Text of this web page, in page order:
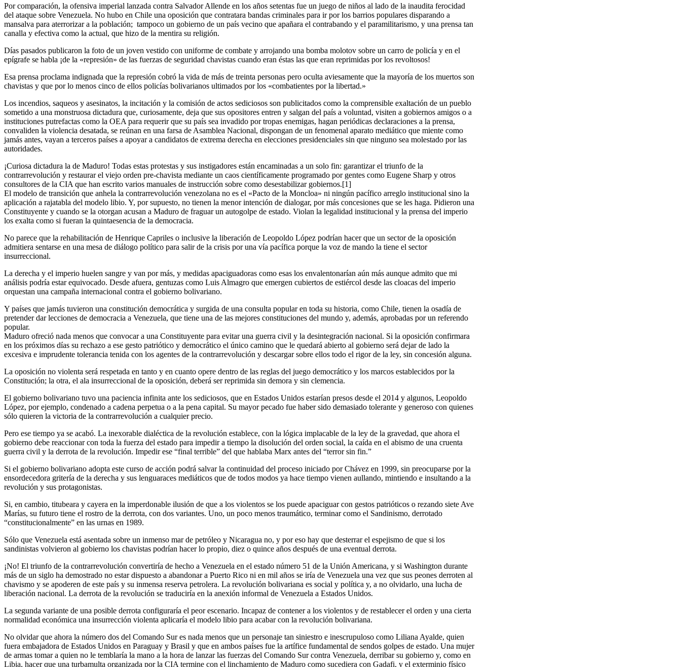
Por comparación, la ofensiva imperial lanzada contra Salvador Allende en los años setentas fue un juego de niños al lado de la inaudita ferocidad
del ataque sobre Venezuela. No hubo en Chile una oposición que contratara bandas criminales para ir por los barrios populares disparando a
mansalva para aterrorizar a la población; tampoco un gobierno de un país vecino que apañara el contrabando y el paramilitarismo, y una prensa tan
canalla y efectiva como la actual, que hizo de la mentira su religión.
Días pasados publicaron la foto de un joven vestido con uniforme de combate y arrojando una bomba molotov sobre un carro de policía y en el
epígrafe se habla ¡de la «represión» de las fuerzas de seguridad chavistas cuando eran éstas las que eran reprimidas por los revoltosos!
Esa prensa proclama indignada que la represión cobró la vida de más de treinta personas pero oculta aviesamente que la mayoría de los muertos son
chavistas y que por lo menos cinco de ellos policías bolivarianos ultimados por los «combatientes por la libertad.»
Los incendios, saqueos y asesinatos, la incitación y la comisión de actos sediciosos son publicitados como la comprensible exaltación de un pueblo
sometido a una monstruosa dictadura que, curiosamente, deja que sus opositores entren y salgan del país a voluntad, visiten a gobiernos amigos o a
instituciones putrefactas como la OEA para requerir que su país sea invadido por tropas enemigas, hagan periódicas declaraciones a la prensa,
convaliden la violencia desatada, se reúnan en una farsa de Asamblea Nacional, dispongan de un fenomenal aparato mediático que miente como
jamás antes, vayan a terceros países a apoyar a candidatos de extrema derecha en elecciones presidenciales sin que ninguno sea molestado por las
autoridades.
¡Curiosa dictadura la de Maduro! Todas estas protestas y sus instigadores están encaminadas a un solo fin: garantizar el triunfo de la
contrarrevolución y restaurar el viejo orden pre-chavista mediante un caos científicamente programado por gentes como Eugene Sharp y otros
consultores de la CIA que han escrito varios manuales de instrucción sobre como desestabilizar gobiernos.[1]
El modelo de transición que anhela la contrarrevolución venezolana no es el «Pacto de la Moncloa» ni ningún pacífico arreglo institucional sino la
aplicación a rajatabla del modelo libio. Y, por supuesto, no tienen la menor intención de dialogar, por más concesiones que se les haga. Pidieron una
Constituyente y cuando se la otorgan acusan a Maduro de fraguar un autogolpe de estado. Violan la legalidad institucional y la prensa del imperio
los exalta como si fueran la quintaesencia de la democracia.
No parece que la rehabilitación de Henrique Capriles o inclusive la liberación de Leopoldo López podrían hacer que un sector de la oposición
admitiera sentarse en una mesa de diálogo político para salir de la crisis por una vía pacífica porque la voz de mando la tiene el sector
insurreccional.
La derecha y el imperio huelen sangre y van por más, y medidas apaciguadoras como esas los envalentonarían aún más aunque admito que mi
análisis podría estar equivocado. Desde afuera, gentuzas como Luis Almagro que emergen cubiertos de estiércol desde las cloacas del imperio
orquestan una campaña internacional contra el gobierno bolivariano.
Y países que jamás tuvieron una constitución democrática y surgida de una consulta popular en toda su historia, como Chile, tienen la osadía de
pretender dar lecciones de democracia a Venezuela, que tiene una de las mejores constituciones del mundo y, además, aprobadas por un referendo
popular.
Maduro ofreció nada menos que convocar a una Constituyente para evitar una guerra civil y la desintegración nacional. Si la oposición confirmara
en los próximos días su rechazo a ese gesto patriótico y democrático el único camino que le quedará abierto al gobierno será dejar de lado la
excesiva e imprudente tolerancia tenida con los agentes de la contrarrevolución y descargar sobre ellos todo el rigor de la ley, sin concesión alguna.
La oposición no violenta será respetada en tanto y en cuanto opere dentro de las reglas del juego democrático y los marcos establecidos por la
Constitución; la otra, el ala insurreccional de la oposición, deberá ser reprimida sin demora y sin clemencia.
El gobierno bolivariano tuvo una paciencia infinita ante los sediciosos, que en Estados Unidos estarían presos desde el 2014 y algunos, Leopoldo
López, por ejemplo, condenado a cadena perpetua o a la pena capital. Su mayor pecado fue haber sido demasiado tolerante y generoso con quienes
sólo quieren la victoria de la contrarrevolución a cualquier precio.
Pero ese tiempo ya se acabó. La inexorable dialéctica de la revolución establece, con la lógica implacable de la ley de la gravedad, que ahora el
gobierno debe reaccionar con toda la fuerza del estado para impedir a tiempo la disolución del orden social, la caída en el abismo de una cruenta
guerra civil y la derrota de la revolución. Impedir ese “final terrible” del que hablaba Marx antes del “terror sin fin.”
Si el gobierno bolivariano adopta este curso de acción podrá salvar la continuidad del proceso iniciado por Chávez en 1999, sin preocuparse por la
ensordecedora gritería de la derecha y sus lenguaraces mediáticos que de todos modos ya hace tiempo vienen aullando, mintiendo e insultando a la
revolución y sus protagonistas.
Si, en cambio, titubeara y cayera en la imperdonable ilusión de que a los violentos se los puede apaciguar con gestos patrióticos o rezando siete Ave
Marías, su futuro tiene el rostro de la derrota, con dos variantes. Uno, un poco menos traumático, terminar como el Sandinismo, derrotado
“constitucionalmente” en las urnas en 1989.
Sólo que Venezuela está asentada sobre un inmenso mar de petróleo y Nicaragua no, y por eso hay que desterrar el espejismo de que si los
sandinistas volvieron al gobierno los chavistas podrían hacer lo propio, diez o quince años después de una eventual derrota.
¡No! El triunfo de la contrarrevolución convertiría de hecho a Venezuela en el estado número 51 de la Unión Americana, y si Washington durante
más de un siglo ha demostrado no estar dispuesto a abandonar a Puerto Rico ni en mil años se iría de Venezuela una vez que sus peones derroten al
chavismo y se apoderen de este país y su inmensa reserva petrolera. La revolución bolivariana es social y política y, a no olvidarlo, una lucha de
liberación nacional. La derrota de la revolución se traduciría en la anexión informal de Venezuela a Estados Unidos.
La segunda variante de una posible derrota configuraría el peor escenario. Incapaz de contener a los violentos y de restablecer el orden y una cierta
normalidad económica una insurrección violenta aplicaría el modelo libio para acabar con la revolución bolivariana.
No olvidar que ahora la número dos del Comando Sur es nada menos que un personaje tan siniestro e inescrupuloso como Liliana Ayalde, quien
fuera embajadora de Estados Unidos en Paraguay y Brasil y que en ambos países fue la artífice fundamental de sendos golpes de estado. Una mujer
de armas tomar a quien no le temblaría la mano a la hora de lanzar las fuerzas del Comando Sur contra Venezuela, derribar su gobierno y, como en
Libia, hacer que una turbamulta organizada por la CIA termine con el linchamiento de Maduro como sucediera con Gadafi, y el exterminio físico